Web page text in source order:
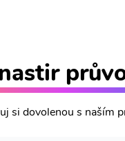
si dovolenou s naším